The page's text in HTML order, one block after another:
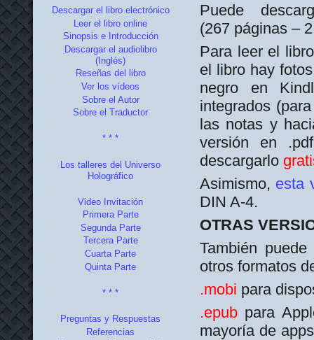
Descargar el libro electrónico
Leer el libro online
Sinopsis e Introducción
Descargar el audiolibro
(Inglés)
Reseñas del libro
Ver los vídeos
Sobre el Autor
Sobre el Traductor
* * *
Los talleres del Universo
Holográfico
Video Invitación
Primera Parte
Segunda Parte
Tercera Parte
Cuarta Parte
Quinta Parte
* * *
Preguntas y Respuestas
Referencias
Puede
(267 páginas –
Para leer el
el libro hay
negro en
integrados
las notas y
versión en
descargarlo
Asimismo, esta
DIN A-4.
OTRAS
También
otros formatos
.mobi para
.epub para
mayoría de